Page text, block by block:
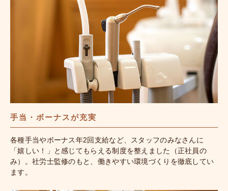
手当・ボーナスが充実
各種手当やボーナス年2回支給など、スタッフのみなさんに
「嬉しい！」と感じてもらえる制度を整えました（正社員の
み）。社労士監修のもと、働きやすい環境づくりを徹底してい
ます。